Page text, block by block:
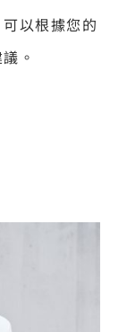
以根據您的
。